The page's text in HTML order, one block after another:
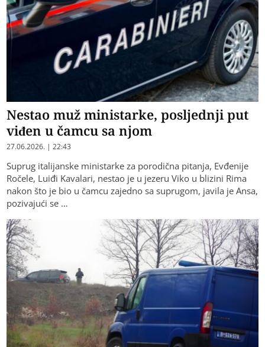
Nestao muž ministarke, posljednji put
viđen u čamcu sa njom
27.06.2026. | 22:43
Suprug italijanske ministarke za porodična pitanja, Evđenije
Ročele, Luiđi Kavalari, nestao je u jezeru Viko u blizini Rima
nakon što je bio u čamcu zajedno sa suprugom, javila je Ansa,
pozivajući se …